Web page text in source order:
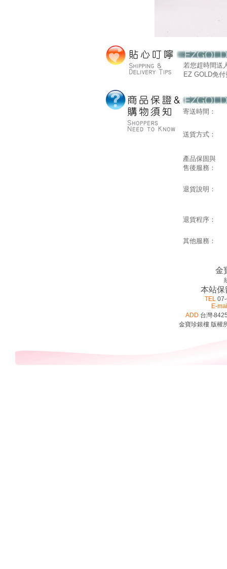
若您趕時間送
EZ GOLD免
寄送時間：
送貨方式：
產品保固與
售後服務：
退貨說明：
退貨程序：
其他服務：
金
本站保
TEL
E-
ADD 台灣
金寶珍銀樓 版權